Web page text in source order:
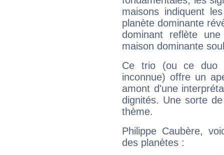
maisons indiquent
planète dominante
dominant reflète
maison dominante
Ce trio (ou ce duo
inconnue) offre un
amont d'une
dignités. Une sorte
thème.
Philippe Caubère,
des planètes :